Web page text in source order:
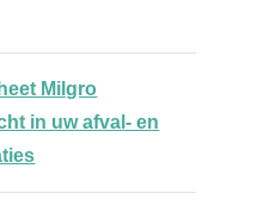
Milgro
in uw afval- en